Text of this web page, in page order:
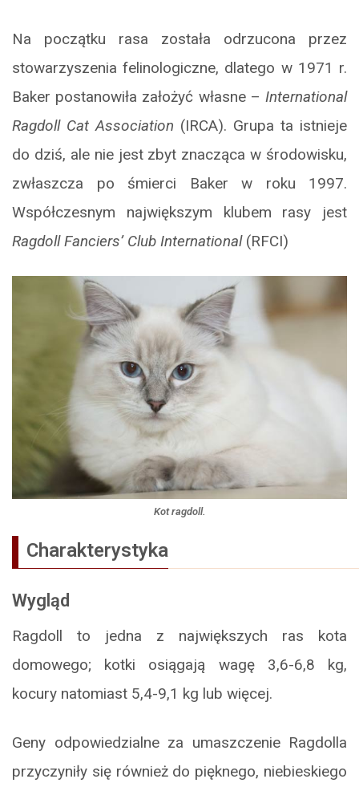
Na początku rasa została odrzucona przez
stowarzyszenia felinologiczne, dlatego w 1971 r.
Baker postanowiła założyć własne – International
Ragdoll Cat Association (IRCA). Grupa ta istnieje
do dziś, ale nie jest zbyt znacząca w środowisku,
zwłaszcza po śmierci Baker w roku 1997.
Współczesnym największym klubem rasy jest
Ragdoll Fanciers’ Club International(RFCI)
Kot ragdoll.
Charakterystyka
Wygląd
Ragdoll to jedna z największych ras kota
domowego; kotki osiągają wagę 3,6-6,8 kg,
kocury natomiast 5,4-9,1 kg lub więcej.
Geny odpowiedzialne za umaszczenie Ragdolla
przyczyniły się również do pięknego, niebieskiego